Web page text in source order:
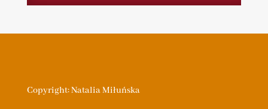
Copyright: Natalia Miłuńska